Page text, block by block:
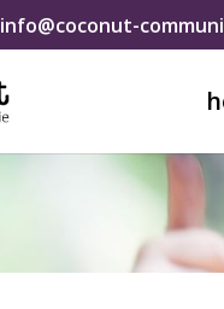
info@coconut-